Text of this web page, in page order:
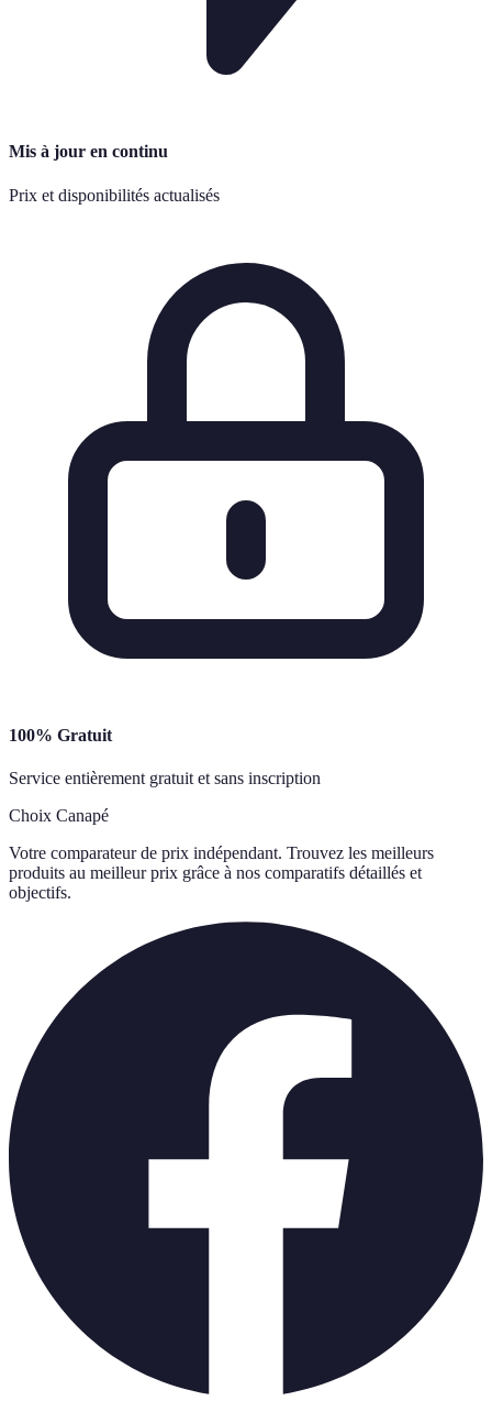
Mis à jour en continu
Prix et disponibilités actualisés
100% Gratuit
Service entièrement gratuit et sans inscription
Choix Canapé
Votre comparateur de prix indépendant. Trouvez les meilleurs
produits au meilleur prix grâce à nos comparatifs détaillés et
objectifs.